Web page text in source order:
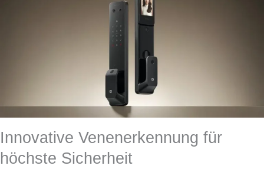
Innovative Venenerkennung für
höchste Sicherheit